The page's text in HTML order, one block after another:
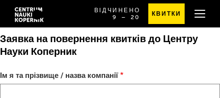
ВІДЧИНЕНО
OD
DO
20:00
9 ⁠–⁠ 20
SPRAWDŹ
SZCZEGÓŁOWE
OTWARCIA
КВИТКИ
Заявка на повернення квитків до Центру
Науки Коперник
Ім я та прізвище / назва компанії